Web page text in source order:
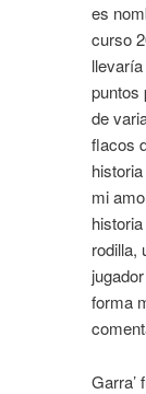
es
curso
puntos
de
flacos
mi
rodilla,
forma
Garra’